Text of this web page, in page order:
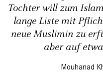
Tochter will zum
lange Liste mit
neue Muslimin zu
aber auf
Mouhanad